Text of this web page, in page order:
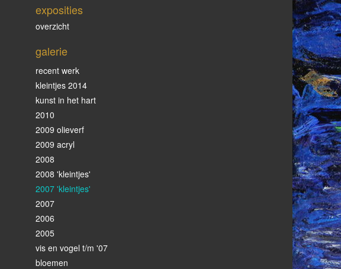
exposities
overzicht
galerie
recent werk
kleintjes 2014
kunst in het hart
2010
2009 olieverf
2009 acryl
2008
2008 'kleintjes'
2007 'kleintjes'
2007
2006
2005
vis en vogel t/m '07
bloemen